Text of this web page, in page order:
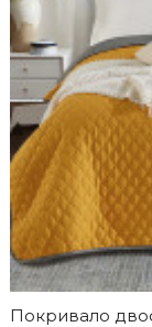
Покривало